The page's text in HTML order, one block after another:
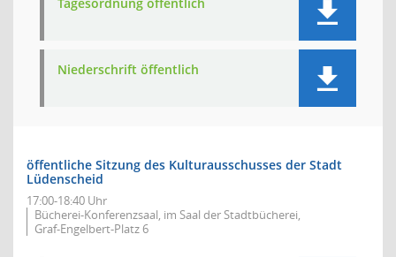
Niederschrift öffentlich
öffentliche Sitzung des Kulturausschusses der Stadt
Lüdenscheid
17:00-18:40 Uhr
Bücherei-Konferenzsaal, im Saal der Stadtbücherei,
Graf-Engelbert-Platz 6